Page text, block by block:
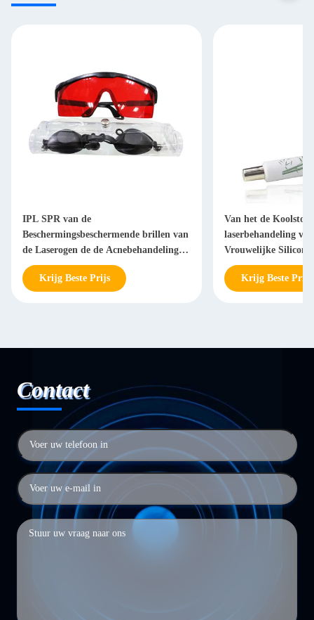
IPL SPR van de
Beschermingsbeschermende brillen van
de Laserogen de de Acnebehandeling
OPTEERT Glazen
Krijg Beste Prijs
Van het de
laserbehandeling
Vrouwelijke Silicone
Twee Facultatief
Krijg Beste Prijs
Contact